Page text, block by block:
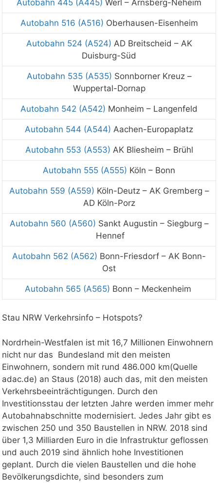
Autobahn 445 (A445) Werl – Arnsberg-Neheim
Autobahn 516 (A516) Oberhausen-Eisenheim
Autobahn 524 (A524) AD Breitscheid – AK
Duisburg-Süd
Autobahn 535 (A535) Sonnborner Kreuz –
Wuppertal-Dornap
Autobahn 542 (A542) Monheim – Langenfeld
Autobahn 544 (A544) Aachen-Europaplatz
Autobahn 553 (A553) AK Bliesheim – Brühl
Autobahn 555 (A555) Köln – Bonn
Autobahn 559 (A559) Köln-Deutz– AK Gremberg –
AD Köln-Porz
Autobahn 560 (A560) Sankt Augustin – Siegburg –
Hennef
Autobahn 562 (A562) Bonn-Friesdorf – AK Bonn-
Ost
Autobahn 565 (A565) Bonn – Meckenheim
Stau NRW Verkehrsinfo – Hotspots?
Nordrhein-Westfalen ist mit 16,7 Millionen Einwohnern
nicht nur das Bundesland mit den meisten
Einwohnern, sondern mit rund 486.000 km(Quelle
adac.de) an Staus (2018) auch das, mit den meisten
Verkehrsbeeinträchtigungen. Durch den
Investitionsstau der letzten Jahre werden immer mehr
Autobahnabschnitte modernisiert. Jedes Jahr gibt es
zwischen 250 und 350 Baustellen in NRW. 2018 sind
über 1,3 Milliarden Euro in die Infrastruktur geflossen
und auch 2019 sind ähnlich hohe Investitionen
geplant. Durch die vielen Baustellen und die hohe
Bevölkerungsdichte, sind besonders zum